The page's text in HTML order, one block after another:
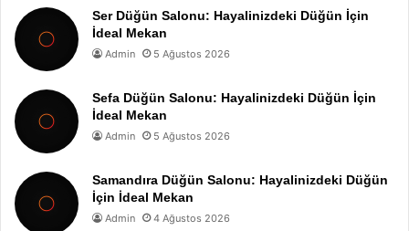
Ser Düğün Salonu: Hayalinizdeki Düğün İçin
İdeal Mekan
Admin 5 Ağustos 2026
Sefa Düğün Salonu: Hayalinizdeki Düğün İçin
İdeal Mekan
Admin 5 Ağustos 2026
Samandıra Düğün Salonu: Hayalinizdeki Düğün
İçin İdeal Mekan
Admin 4 Ağustos 2026